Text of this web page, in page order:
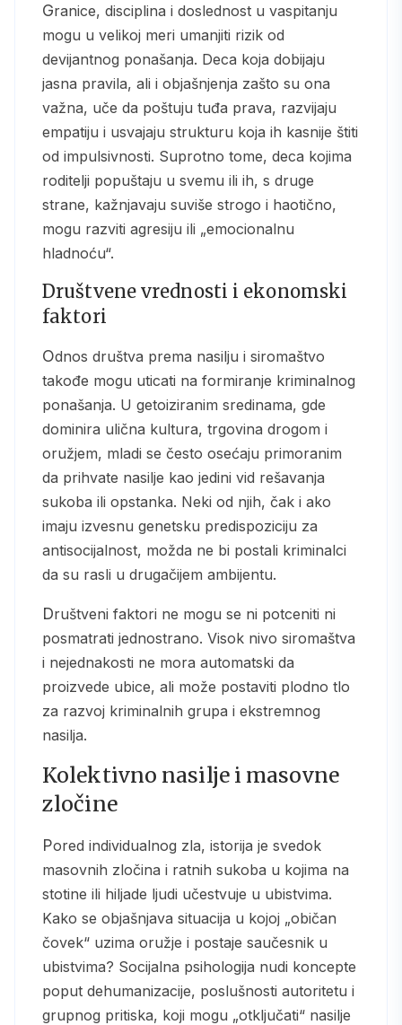
Granice, disciplina i doslednost u vaspitanju
mogu u velikoj meri umanjiti rizik od
devijantnog ponašanja. Deca koja dobijaju
jasna pravila, ali i objašnjenja zašto su ona
važna, uče da poštuju tuđa prava, razvijaju
empatiju i usvajaju strukturu koja ih kasnije štiti
od impulsivnosti. Suprotno tome, deca kojima
roditelji popuštaju u svemu ili ih, s druge
strane, kažnjavaju suviše strogo i haotično,
mogu razviti agresiju ili „emocionalnu
hladnoću“.
Društvene vrednosti i ekonomski
faktori
Odnos društva prema nasilju i siromaštvo
takođe mogu uticati na formiranje kriminalnog
ponašanja. U getoiziranim sredinama, gde
dominira ulična kultura, trgovina drogom i
oružjem, mladi se često osećaju primoranim
da prihvate nasilje kao jedini vid rešavanja
sukoba ili opstanka. Neki od njih, čak i ako
imaju izvesnu genetsku predispoziciju za
antisocijalnost, možda ne bi postali kriminalci
da su rasli u drugačijem ambijentu.
Društveni faktori ne mogu se ni potceniti ni
posmatrati jednostrano. Visok nivo siromaštva
i nejednakosti ne mora automatski da
proizvede ubice, ali može postaviti plodno tlo
za razvoj kriminalnih grupa i ekstremnog
nasilja.
Kolektivno nasilje i masovne
zločine
Pored individualnog zla, istorija je svedok
masovnih zločina i ratnih sukoba u kojima na
stotine ili hiljade ljudi učestvuje u ubistvima.
Kako se objašnjava situacija u kojoj „običan
čovek“ uzima oružje i postaje saučesnik u
ubistvima? Socijalna psihologija nudi koncepte
poput dehumanizacije, poslušnosti autoritetu i
grupnog pritiska, koji mogu „otključati“ nasilje